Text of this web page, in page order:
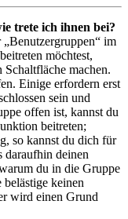
trete ich ihnen bei?
im
möchtest,
Schaltfläche machen.
Einige erfordern erst
sein und
offen ist, kannst du
beitreten;
so kannst du dich für
daraufhin deinen
du in die Gruppe
keinen
wird einen Grund